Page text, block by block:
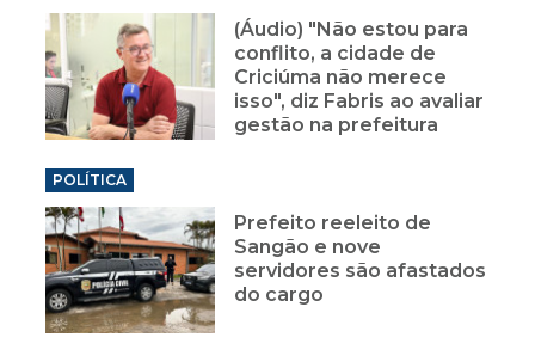
(Áudio) "Não estou para
conflito, a cidade de
Criciúma não merece
isso", diz Fabris ao avaliar
gestão na prefeitura
POLÍTICA
Prefeito reeleito de
Sangão e nove
servidores são afastados
do cargo